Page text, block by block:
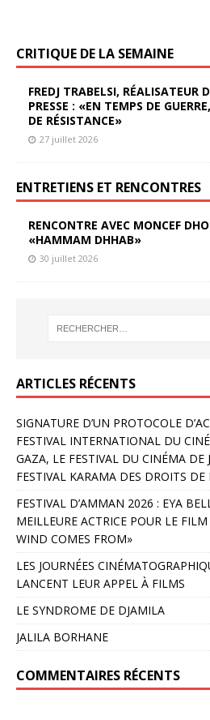
CRITIQUE DE LA SEMAINE
FREDJ TRABELSI, RÉALISATEUR
PRESSE : «EN TEMPS DE
DE RÉSISTANCE»
27 juillet 2026
ENTRETIENS ET RENCONTRES
RENCONTRE AVEC MONCEF
«HAMMAM DHHAB»
30 juillet 2026
ARTICLES RÉCENTS
SIGNATURE D’UN PROTOCOLE
FESTIVAL INTERNATIONAL DU
GAZA, LE FESTIVAL DU CINÉMA DE
FESTIVAL KARAMA DES DROITS DE
FESTIVAL D’AMMAN 2026 : EYA
MEILLEURE ACTRICE POUR LE
WIND COMES FROM»
LES JOURNÉES
LANCENT LEUR APPEL À FILMS
LE SYNDROME DE DJAMILA
JALILA BORHANE
COMMENTAIRES RÉCENTS